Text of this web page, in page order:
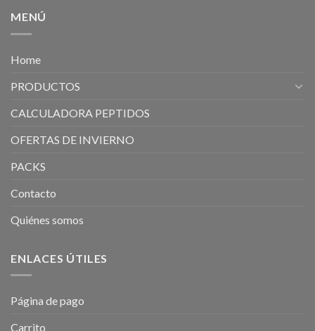
MENÚ
Home
PRODUCTOS
CALCULADORA PEPTIDOS
OFERTAS DE INVIERNO
PACKS
Contacto
Quiénes somos
ENLACES ÚTILES
Página de pago
Carrito